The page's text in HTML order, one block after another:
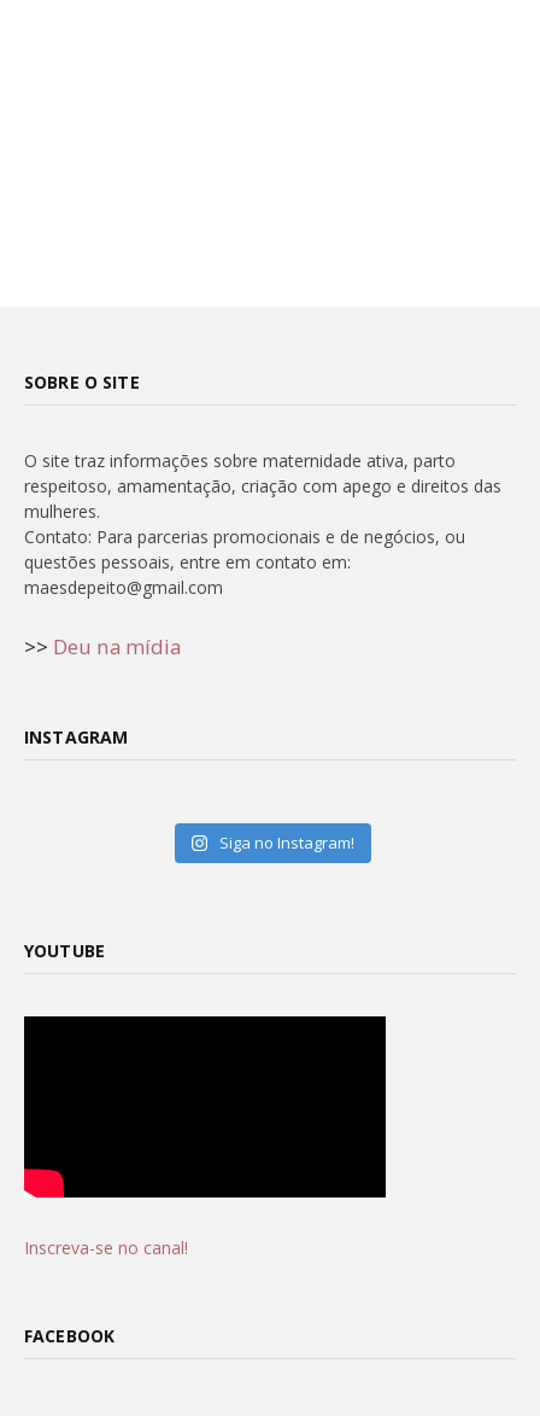
SOBRE O SITE
O site traz informações sobre maternidade ativa, parto
respeitoso, amamentação, criação com apego e direitos das
mulheres.
Contato: Para parcerias promocionais e de negócios, ou
questões pessoais, entre em contato em:
maesdepeito@gmail.com
>> Deu na mídia
INSTAGRAM
Siga no Instagram!
YOUTUBE
Inscreva-se no canal!
FACEBOOK